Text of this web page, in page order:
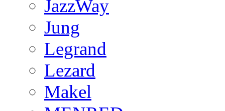
JazzWay
Jung
Legrand
Lezard
Makel